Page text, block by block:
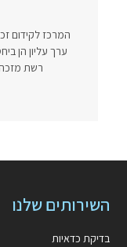
המרכז לקידום
ערך עליון הן
רשת מזכה
השירותים שלנו
בדיקת כדאיות